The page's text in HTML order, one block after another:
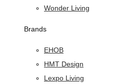
Wonder Living
Brands
EHOB
HMT Design
Lexpo Living